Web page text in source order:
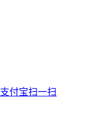
支付宝扫一扫